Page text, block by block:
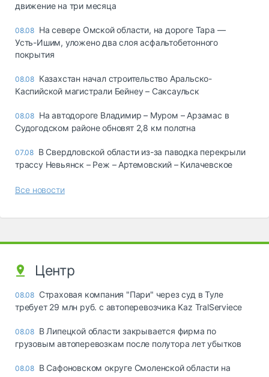
движение на три месяца
08.08 На севере Омской области, на дороге Тара —
Усть-Ишим, уложено два слоя асфальтобетонного
покрытия
08.08 Казахстан начал строительство Аральско-
Каспийской магистрали Бейнеу – Саксаульск
08.08 На автодороге Владимир – Муром – Арзамас в
Судогодском районе обновят 2,8 км полотна
07.08 В Свердловской области из-за паводка перекрыли
трассу Невьянск – Реж – Артемовский – Килачевское
Все новости
Центр
08.08 Страховая компания "Пари" через суд в Туле
требует 29 млн руб. с автоперевозчика Kaz TralServiece
08.08 В Липецкой области закрывается фирма по
грузовым автоперевозкам после полутора лет убытков
08.08 В Сафоновском округе Смоленской области на